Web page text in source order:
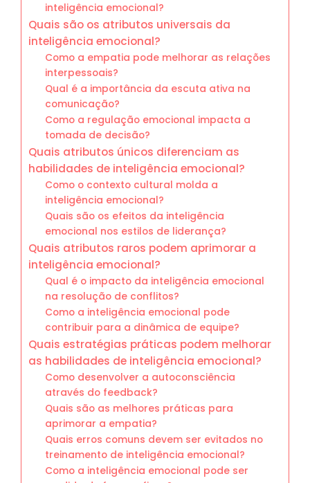
inteligência emocional?
Quais são os atributos universais da
inteligência emocional?
Como a empatia pode melhorar as relações
interpessoais?
Qual é a importância da escuta ativa na
comunicação?
Como a regulação emocional impacta a
tomada de decisão?
Quais atributos únicos diferenciam as
habilidades de inteligência emocional?
Como o contexto cultural molda a
inteligência emocional?
Quais são os efeitos da inteligência
emocional nos estilos de liderança?
Quais atributos raros podem aprimorar a
inteligência emocional?
Qual é o impacto da inteligência emocional
na resolução de conflitos?
Como a inteligência emocional pode
contribuir para a dinâmica de equipe?
Quais estratégias práticas podem melhorar
as habilidades de inteligência emocional?
Como desenvolver a autoconsciência
através do feedback?
Quais são as melhores práticas para
aprimorar a empatia?
Quais erros comuns devem ser evitados no
treinamento de inteligência emocional?
Como a inteligência emocional pode ser